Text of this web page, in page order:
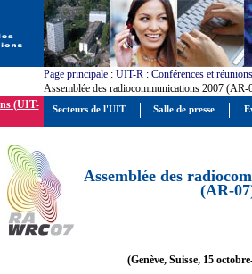
Page principale : UIT-R : Conférences et réunions
Assemblée des radiocommunications 2007 (AR-
(UIT-
Assemblée des
(AR-
(Genève, Suisse, 15
Secteurs de l'UIT Salle de presse